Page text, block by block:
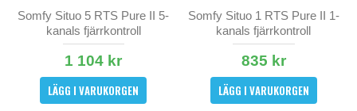
Somfy Situo 5 RTS Pure II 5-
kanals fjärrkontroll
1 104 kr
LÄGG I VARUKORGEN
Somfy Situo 1 RTS Pure II 1-
kanals fjärrkontroll
835 kr
LÄGG I VARUKORGEN